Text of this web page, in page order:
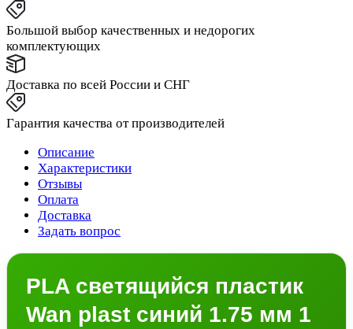
Большой выбор качественных и недорогих
комплектующих
Доставка по всей России и СНГ
Гарантия качества от производителей
Описание
Характеристики
Отзывы
Оплата
Доставка
Задать вопрос
PLA светящийся пластик
Wan plast синий 1.75 мм 1